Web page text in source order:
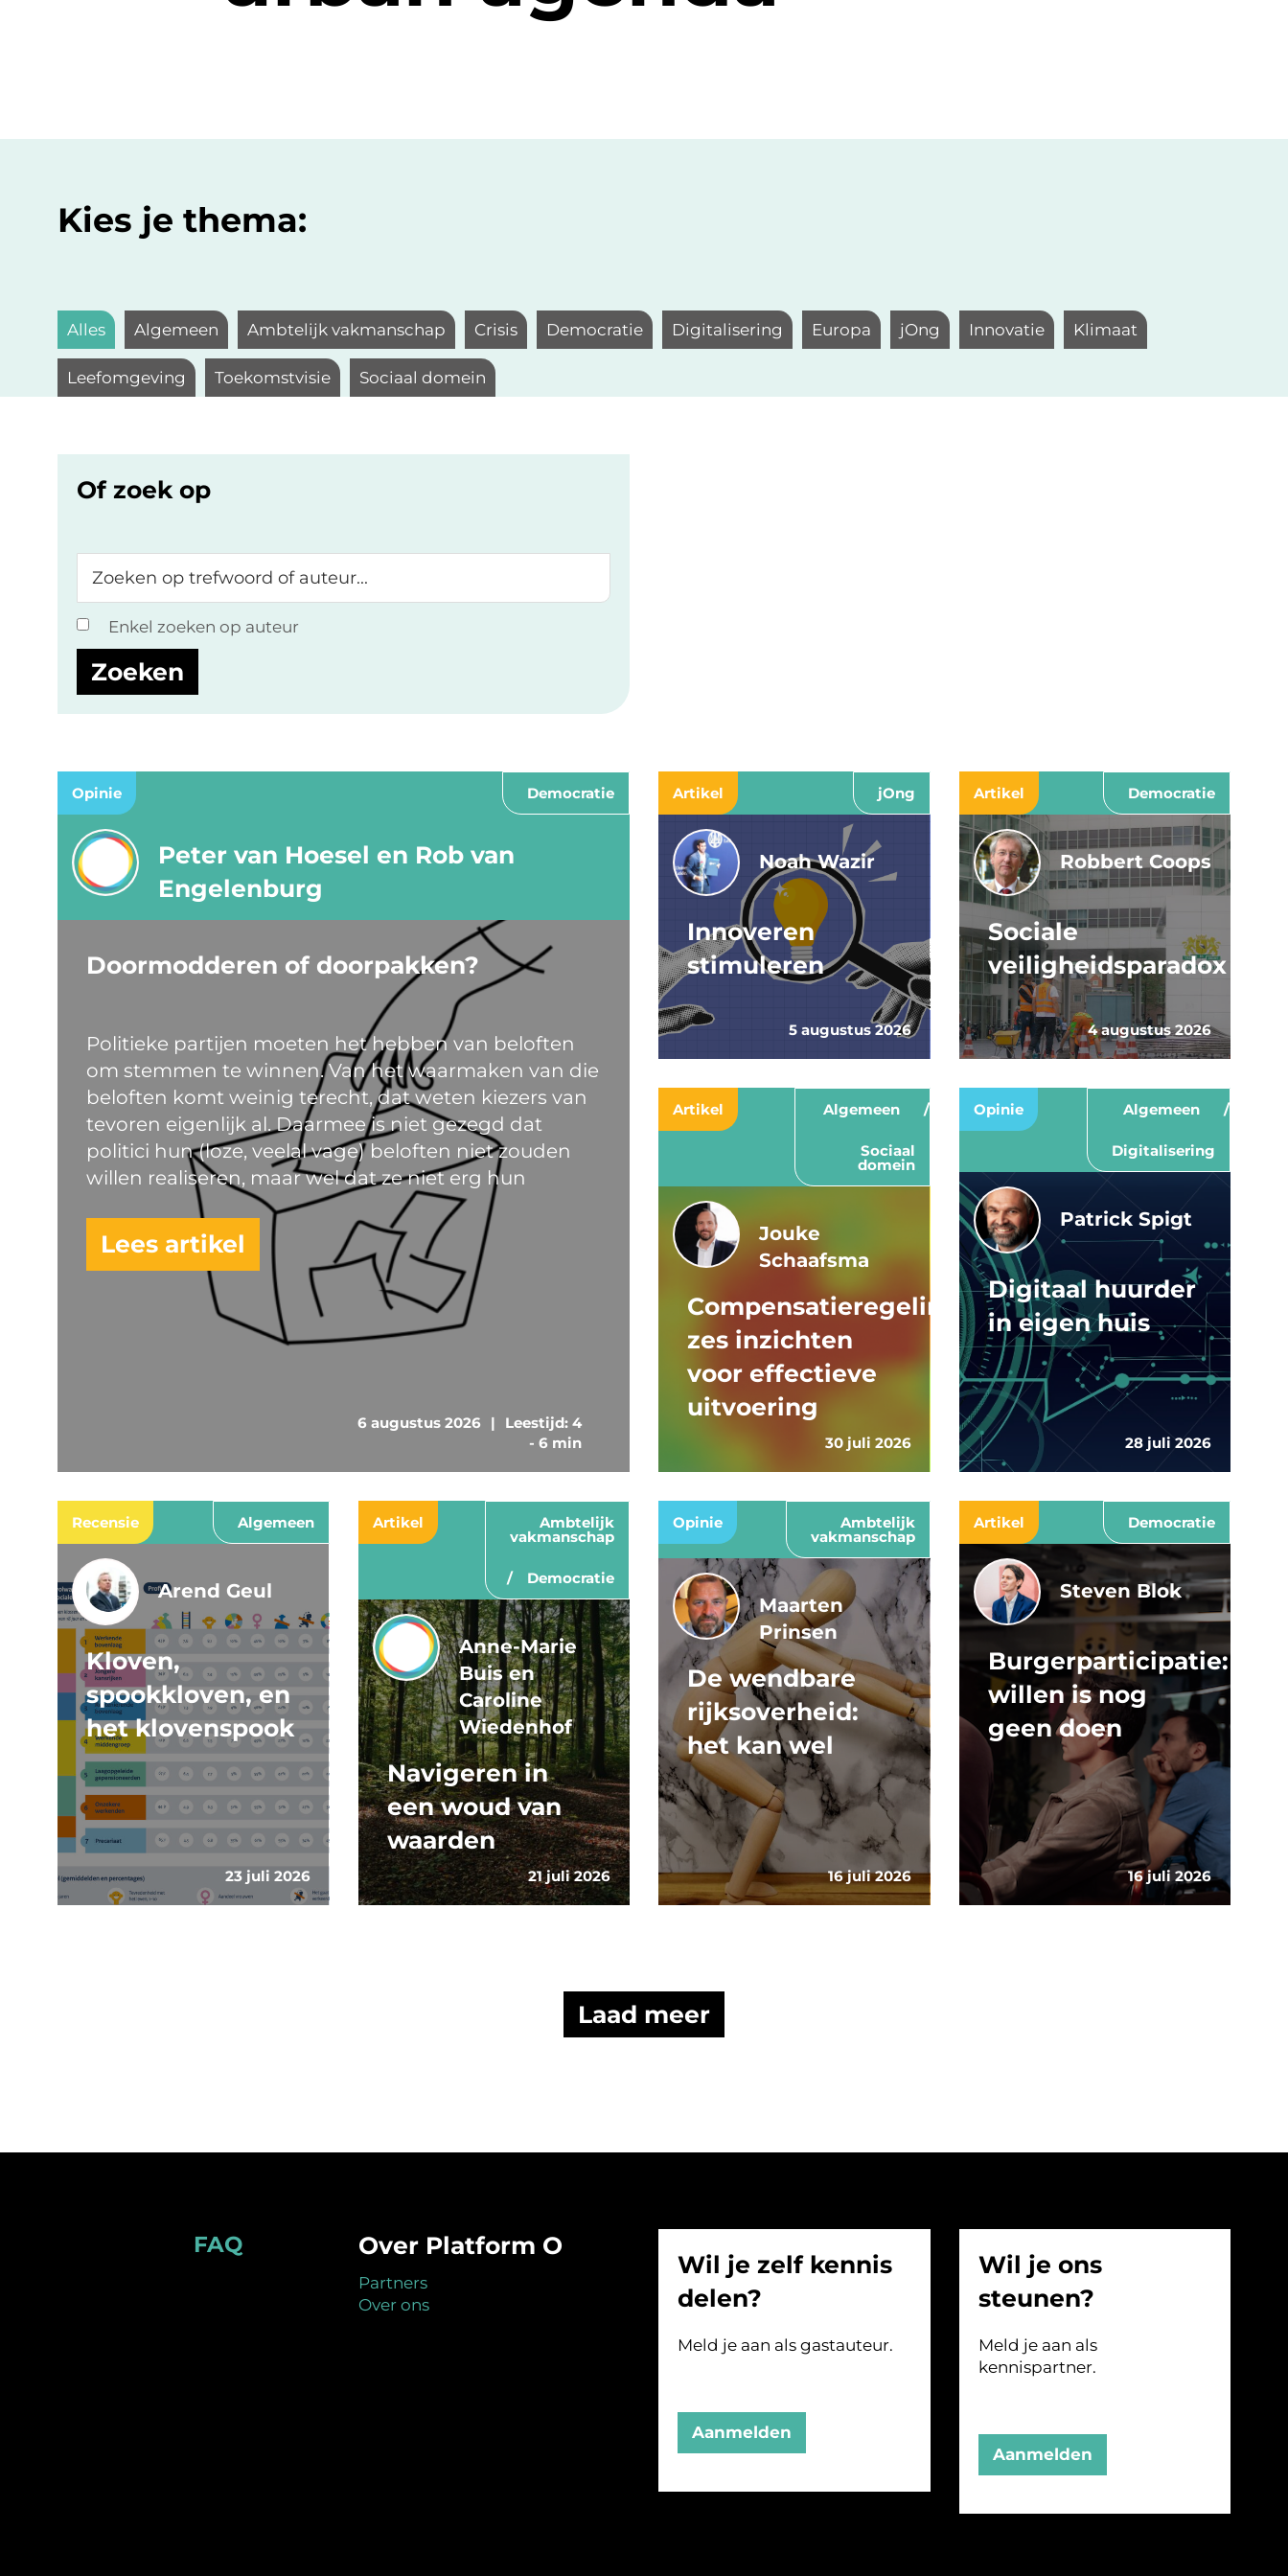
Kies je thema:
Alles Algemeen Ambtelijk vakmanschap Crisis Democratie Digitalisering Europa jOng Innovatie Klimaat
Leefomgeving Toekomstvisie Sociaal domein
Of zoek op
op
trefwoord
of
auteur...
Enkel zoeken op auteur
Opinie Democratie
6 augustus 2026 |
Leestijd: 4
- 6 min
Peter van Hoesel en Rob van
Engelenburg
Doormodderen of doorpakken?
Politieke partijen moeten het hebben van beloften
om stemmen te winnen. Van het waarmaken van die
beloften komt weinig terecht, dat weten kiezers van
tevoren eigenlijk al. Daarmee is niet gezegd dat
politici hun (loze, veelal vage) beloften niet zouden
willen realiseren, maar wel dat ze niet erg hun
Lees artikel
Artikel jOng
5 augustus 2026
Noah Wazir
Innoveren
stimuleren
Artikel Democratie
4 augustus 2026
Robbert Coops
Sociale
veiligheidsparadox
Artikel Algemeen
Sociaal
domein
30 juli 2026
Jouke
Schaafsma
Compensatieregelingen:
zes inzichten
voor effectieve
uitvoering
Opinie Algemeen
Digitalisering
28 juli 2026
Patrick Spigt
Digitaal huurder
in eigen huis
Recensie Algemeen
23 juli 2026
Arend Geul
Kloven,
spookkloven, en
het klovenspook
Artikel Ambtelijk
vakmanschap
Democratie
21 juli 2026
Anne-Marie
Buis en
Caroline
Wiedenhof
Navigeren in
een woud van
waarden
Opinie Ambtelijk
vakmanschap
16 juli 2026
Maarten
Prinsen
De wendbare
rijksoverheid:
het kan wel
Artikel Democratie
16 juli 2026
Steven Blok
Burgerparticipatie:
willen is nog
geen doen
Laad meer
FAQ Over Platform O
Partners
Over ons
Wil je zelf kennis
delen?
Meld je aan als gastauteur.
Aanmelden
Wil je ons
steunen?
Meld je aan als
kennispartner.
Aanmelden